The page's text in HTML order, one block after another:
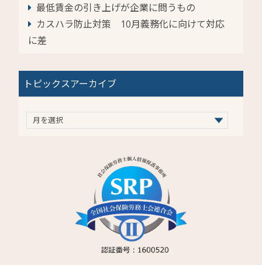
最低賃金の引き上げが企業に問うもの
カスハラ防止対策 10月義務化に向けて対応
に差
トピックスアーカイブ